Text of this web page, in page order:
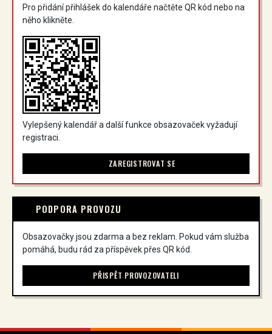
Pro přidání přihlášek do kalendáře načtěte QR kód nebo na
něho klikněte.
Vylepšený kalendář a další funkce obsazovaček vyžadují
registraci.
ZAREGISTROVAT SE
PODPORA PROVOZU
Obsazovačky jsou zdarma a bez reklam. Pokud vám služba
pomáhá, budu rád za příspěvek přes QR kód.
PŘISPĚT PROVOZOVATELI